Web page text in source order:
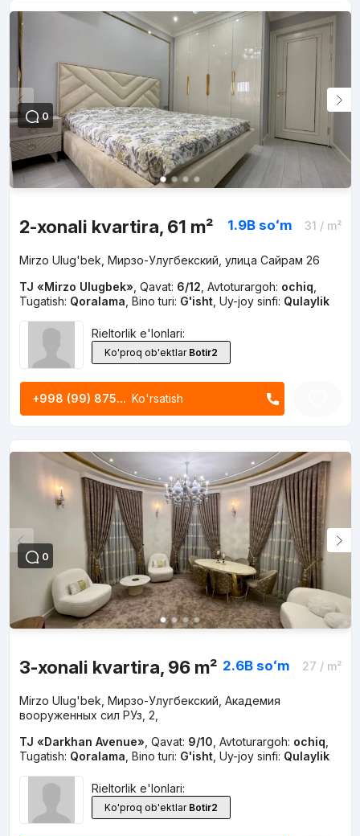
0
2-xonali kvartira, 61 m² 1.9B soʻm 31 / m²
Mirzo Ulug'bek, Мирзо-Улугбекский, улица Сайрам 26
TJ «Mirzo Ulugbek» Qavat: 6/12 Avtoturargoh: ochiq
Tugatish: Qoralama Bino turi: G'isht, Uy-joy sinfi: Qulaylik
Rieltorlik e'lonlari:
Ko'proq ob'ektlar Botir2
+998 (99) 875... Ko'rsatish
0
3-xonali kvartira, 96 m² 2.6B soʻm 27 / m²
Mirzo Ulug'bek, Мирзо-Улугбекский, Академия
вооруженных сил РУз, 2,
TJ «Darkhan Avenue» Qavat: 9/10 Avtoturargoh: ochiq
Tugatish: Qoralama Bino turi: G'isht, Uy-joy sinfi: Qulaylik
Rieltorlik e'lonlari:
Ko'proq ob'ektlar Botir2